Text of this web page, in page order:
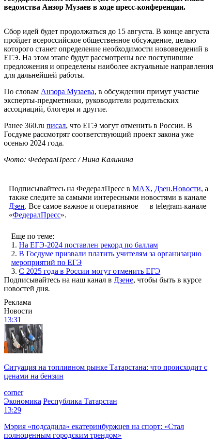
ведомства Анзор Музаев в ходе пресс-конференции.
Сбор идей будет продолжаться до 15 августа. В конце августа
пройдет всероссийское общественное обсуждение, целью
которого станет определение необходимости нововведений в
ЕГЭ. На этом этапе будут рассмотрены все поступившие
предложения и определены наиболее актуальные направления
для дальнейшей работы.
По словам Анзора Музаева, в обсуждении примут участие
эксперты-предметники, руководители родительских
ассоциаций, блогеры и другие.
Ранее 360.ru писал, что ЕГЭ могут отменить в России. В
Госдуме рассмотрят соответствующий проект закона уже
осенью 2024 года.
Фото: ФедералПресс / Нина Калинина
Подписывайтесь на ФедералПресс в МАХ, Дзен.Новости, а
также следите за самыми интересными новостями в канале
Дзен. Все самое важное и оперативное — в telegram-канале
«ФедералПресс».
Еще по теме:
1. На ЕГЭ-2024 поставлен рекорд по баллам
2. В Госдуме призвали платить учителям за организацию
мероприятий по ЕГЭ
3. С 2025 года в России могут отменить ЕГЭ
Подписывайтесь на наш канал в Дзене, чтобы быть в курсе
новостей дня.
Реклама
Новости
13:31
Ситуация на топливном рынке Татарстана: что происходит с
ценами на бензин
corner
Экономика Республика Татарстан
13:29
Мэрия «подсадила» екатеринбуржцев на спорт: «Стал
полноценным городским трендом»